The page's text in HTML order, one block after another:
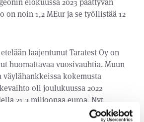
elokuussa 2023 päättyvän
noin 1,2 MEur ja se työllistää 12
laajentunut Taratest Oy on
huomattavaa vuosivauhtia. Muun
väylähankkeissa kokemusta
oli joulukuussa 2022
21,3 miljoonaa euroa. Nyt
tähtää vahvan kasvun jatkamiseen